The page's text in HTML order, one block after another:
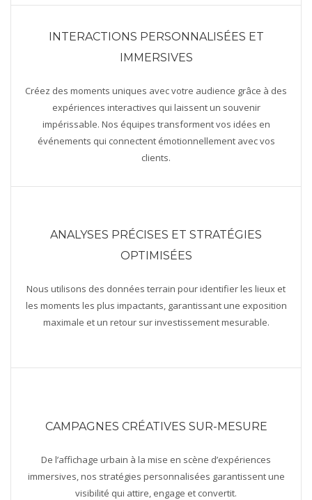
INTERACTIONS PERSONNALISÉES ET
IMMERSIVES
Créez des moments uniques avec votre audience grâce à des
expériences interactives qui laissent un souvenir
impérissable. Nos équipes transforment vos idées en
événements qui connectent émotionnellement avec vos
clients.
ANALYSES PRÉCISES ET STRATÉGIES
OPTIMISÉES
Nous utilisons des données terrain pour identifier les lieux et
les moments les plus impactants, garantissant une exposition
maximale et un retour sur investissement mesurable.
CAMPAGNES CRÉATIVES SUR-MESURE
De l’affichage urbain à la mise en scène d’expériences
immersives, nos stratégies personnalisées garantissent une
visibilité qui attire, engage et convertit.